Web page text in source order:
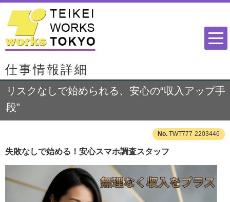
仕事情報詳細
リスクなしで始められる、安心の“収入アップ手
段”
TWT777-2203446
失敗なしで始める！安心スマホ調査スタッフ